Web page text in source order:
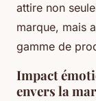
attire non
marque, mais
gamme de
Impact
envers la